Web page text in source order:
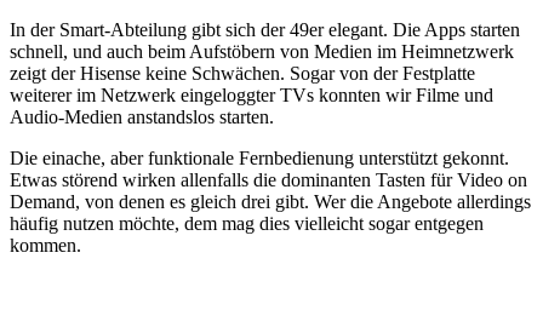
In der Smart-Abteilung gibt sich der 49er elegant. Die Apps starten
schnell, und auch beim Aufstöbern von Medien im Heimnetzwerk
zeigt der Hisense keine Schwächen. Sogar von der Festplatte
weiterer im Netzwerk eingeloggter TVs konnten wir Filme und
Audio-Medien anstandslos starten.
Die einache, aber funktionale Fernbedienung unterstützt gekonnt.
Etwas störend wirken allenfalls die dominanten Tasten für Video on
Demand, von denen es gleich drei gibt. Wer die Angebote allerdings
häufig nutzen möchte, dem mag dies vielleicht sogar entgegen
kommen.